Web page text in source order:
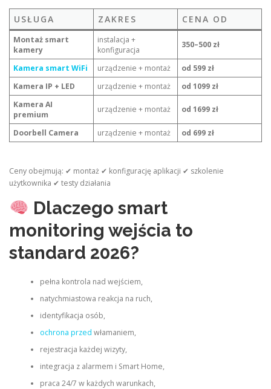
USŁUGA ZAKRES CENA OD
Montaż smart
kamery
instalacja +
konfiguracja
350–500 zł
Kamera smart WiFi urządzenie + montaż
od 599 zł
Kamera IP + LED
urządzenie + montaż
od 1099 zł
Kamera AI
premium
urządzenie + montaż od 1699 zł
Doorbell Camera urządzenie + montaż od 699 zł
Ceny obejmują: ✔ montaż ✔ konfigurację aplikacji ✔ szkolenie
użytkownika ✔ testy działania
Dlaczego smart
monitoring wejścia to
standard 2026?
pełna kontrola nad wejściem,
natychmiastowa reakcja na ruch,
identyfikacja osób,
ochrona przed włamaniem,
rejestracja każdej wizyty,
integracja z alarmem i Smart Home,
praca 24/7 w każdych warunkach,